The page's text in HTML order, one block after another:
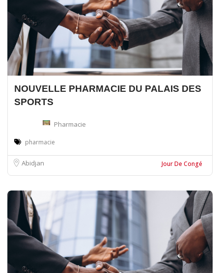
NOUVELLE PHARMACIE DU PALAIS DES
SPORTS
Pharmacie
pharmacie
Abidjan Jour De Congé